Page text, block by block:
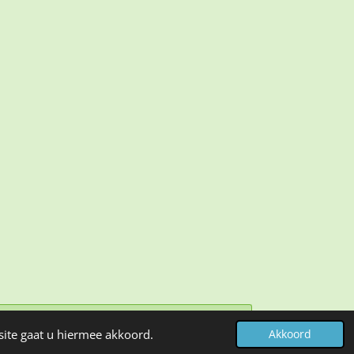
gaat u hiermee akkoord. Akkoord